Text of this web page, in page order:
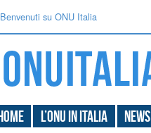
Benvenuti su ONU Italia
L’ONU in Italia News